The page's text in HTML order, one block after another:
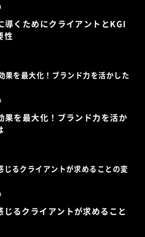
導くためにクライアントとKGI
性
果を最大化！ブランド力を活か
じるクライアントが求めること